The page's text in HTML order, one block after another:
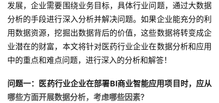
发展，企业需要围绕业务目标，具体行业问题，通过大数据
分析的手段进行深入分析并解决问题。如果企业能充分的利
用数据资源，挖掘出数据背后的价值，这些数据将转变成企
业潜在的财富，本文将针对医药行业企业在数据分析和应用
中的重点和难点问题，进行深入的分析和解答！
问题一：医药行业企业在部署BI商业智能应用项目时， 应从
哪些方面开展数据分析， 考虑哪些因素？